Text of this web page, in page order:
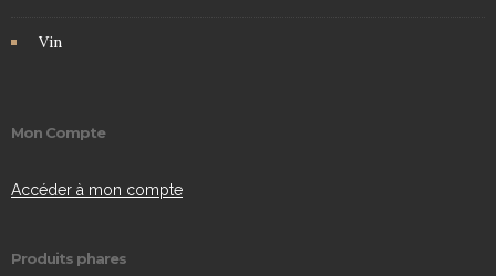
Vin
Mon Compte
Accéder à mon compte
Produits phares